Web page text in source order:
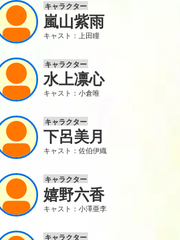
キャラクター
嵐山紫雨
キャスト：上田瞳
キャラクター
水上凛心
キャスト：小倉唯
キャラクター
下呂美月
キャスト：佐伯伊織
キャラクター
嬉野六香
キャスト：小澤亜李
キャラクター